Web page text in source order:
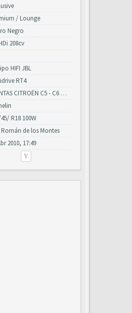
/ Lounge
Negro
208cv
HIFI JBL
RT4
LLANTAS CITROËN C5 - C6 AÑOS 2000-2010 (Y CATÁLOGO CITROËN)
R18 100W
Román de los Montes
2010, 17:49